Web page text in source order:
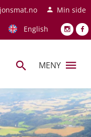
Min side
English
MENY